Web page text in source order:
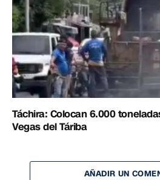
Táchira: Colocan 6.000
Vegas del Táriba
AÑADIR UN